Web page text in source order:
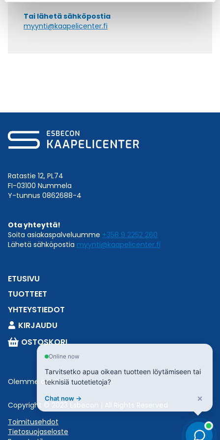
Tai lähetä sähköpostia
myynti@kaapelicenter.fi
Ratastie 12, PL74
FI-03100 Nummela
Y-tunnus 0862688-4
Ota yhteyttä!
Soita asiakaspalveluumme +358 9 2252 260
Lähetä sähköpostia myynti@kaapelicenter.fi
ETUSIVU
TUOTTEET
YHTEYSTIEDOT
KIRJAUDU
OSTOSKORI
Olemme osaEsbeconia.
Copyright © 2023 Esbecon | All Rights Reserved
Toimitusehdot
Tietosuojaseloste
Online now
Tarvitsetko apua oikean tuotteen löytämiseen tai
teknisiä tuotetietoja?
Chat now → ×